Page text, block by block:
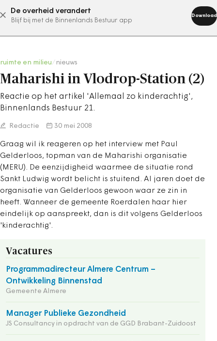
De overheid verandert
Blijf bij met de Binnenlands Bestuur app
Download
abonneer nu
ruimte en milieu nieuws
Maharishi in Vlodrop-Station (2)
Reactie op het artikel 'Allemaal zo kinderachtig',
Binnenlands Bestuur 21.
Redactie 30 mei 2008
Graag wil ik reageren op het interview met Paul
Gelderloos, topman van de Maharishi organisatie
(MERU). De eenzijdigheid waarmee de situatie rond
Sankt Ludwig wordt belicht is stuitend. Al jaren doet de
organisatie van Gelderloos gewoon waar ze zin in
heeft. Wanneer de gemeente Roerdalen haar hier
eindelijk op aanspreekt, dan is dit volgens Gelderloos
'kinderachtig'.
Vacatures
Programmadirecteur Almere Centrum –
Ontwikkeling Binnenstad
Gemeente Almere
Manager Publieke Gezondheid
JS Consultancy in opdracht van de GGD Brabant-Zuidoost